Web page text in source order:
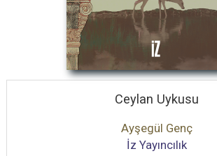
Ceylan Uykusu
Ayşegül Genç
İz Yayıncılık